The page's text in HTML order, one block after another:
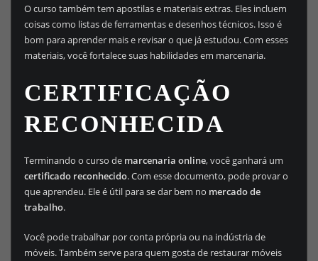
O curso também tem apostilas e materiais extras. Eles incluem
coisas como listas de ferramentas e desenhos técnicos. Isso é
bom para aprender mais e revisar o que já estudou. Com esses
materiais, você fortalece suas habilidades em marcenaria.
CERTIFICAÇÃO
RECONHECIDA
Terminando o curso de marcenaria online, você ganhará um
certificado reconhecido. Com esse documento, pode provar o
que aprendeu. Ele é útil para se dar bem no mercado de
trabalho.
Você pode trabalhar por conta própria ou na indústria de
móveis. Também serve para quem gosta de restaurar móveis